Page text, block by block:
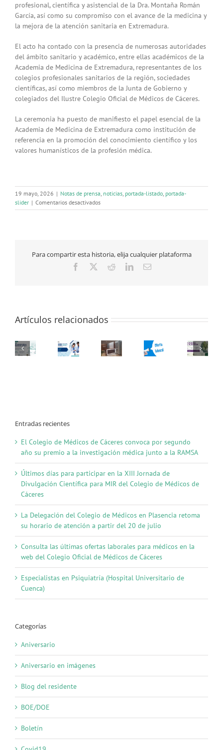
profesional, científica y asistencial de la Dra. Montaña Román
García, así como su compromiso con el avance de la medicina y
la mejora de la atención sanitaria en Extremadura.
El acto ha contado con la presencia de numerosas autoridades
del ámbito sanitario y académico, entre ellas académicos de la
Academia de Medicina de Extremadura, representantes de los
colegios profesionales sanitarios de la región, sociedades
científicas, así como miembros de la Junta de Gobierno y
colegiados del Ilustre Colegio Oficial de Médicos de Cáceres.
La ceremonia ha puesto de manifiesto el papel esencial de la
Academia de Medicina de Extremadura como institución de
referencia en la promoción del conocimiento científico y los
valores humanísticos de la profesión médica.
19 mayo, 2026 | Notas de prensa, noticias, portada-listado, portada-
slider | Comentarios desactivadosen
La
ingresa
como
Medicina
Para compartir esta historia, elija cualquier plataforma
Facebook RedditLinkedInCorreo
Artículos relacionados
Entradas recientes
El Colegio de Médicos de Cáceres convoca por segundo
año su premio a la investigación médica junto a la RAMSA
Últimos días para participar en la XIII Jornada de
Divulgación Científica para MIR del Colegio de Médicos de
Cáceres
La Delegación del Colegio de Médicos en Plasencia retoma
su horario de atención a partir del 20 de julio
Consulta las últimas ofertas laborales para médicos en la
web del Colegio Oficial de Médicos de Cáceres
Especialistas en Psiquiatría (Hospital Universitario de
Cuenca)
Categorías
Aniversario
Aniversario en imágenes
Blog del residente
BOE/DOE
Boletín